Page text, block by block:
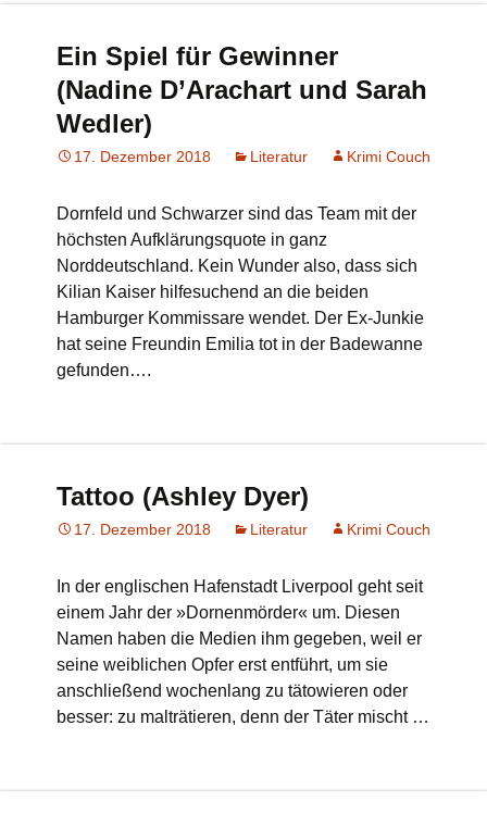
Ein Spiel für Gewinner
(Nadine D’Arachart und Sarah
Wedler)
17. Dezember 2018 Literatur Krimi Couch
Dornfeld und Schwarzer sind das Team mit der
höchsten Aufklärungsquote in ganz
Norddeutschland. Kein Wunder also, dass sich
Kilian Kaiser hilfesuchend an die beiden
Hamburger Kommissare wendet. Der Ex-Junkie
hat seine Freundin Emilia tot in der Badewanne
gefunden….
Tattoo (Ashley Dyer)
17. Dezember 2018 Literatur Krimi Couch
In der englischen Hafenstadt Liverpool geht seit
einem Jahr der »Dornenmörder« um. Diesen
Namen haben die Medien ihm gegeben, weil er
seine weiblichen Opfer erst entführt, um sie
anschließend wochenlang zu tätowieren oder
besser: zu malträtieren, denn der Täter mischt …